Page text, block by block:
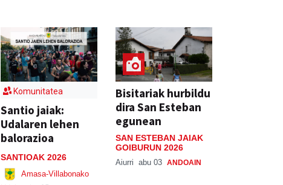
Komunitatea
Santio jaiak:
Udalaren lehen
balorazioa
SANTIOAK 2026
Amasa-Villabonako
Bisitariak hurbildu
dira San Esteban
egunean
SAN ESTEBAN JAIAK
GOIBURUN 2026
Aiurri abu 03 ANDOAIN